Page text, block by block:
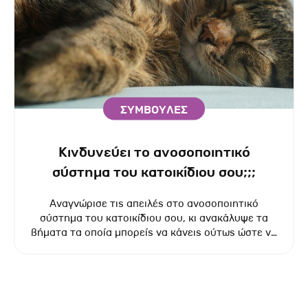
ΣΥΜΒΟΥΛΕΣ
Κινδυνεύει το ανοσοποιητικό
σύστημα του κατοικίδιου σου;;;
Αναγνώρισε τις απειλές στο ανοσοποιητικό
σύστημα του κατοικίδιου σου, κι ανακάλυψε τα
βήματα τα οποία μπορείς να κάνεις ούτως ώστε να